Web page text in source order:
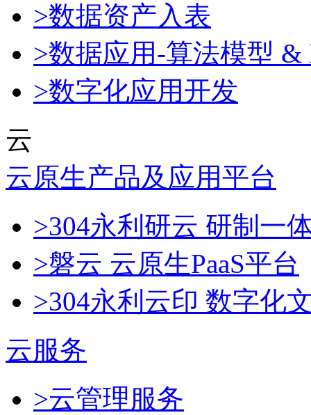
>数据资产入表
>数据应用-算法模型 &
>数字化应用开发
云
云原生产品及应用平台
>304永利研云 研制一
>磐云 云原生PaaS平台
>304永利云印 数字化
云服务
>云管理服务